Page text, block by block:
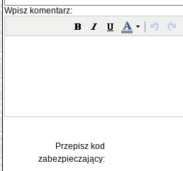
Wpisz komentarz:
Przepisz kod
zabezpieczający: